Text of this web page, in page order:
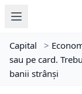
Capital >
sau pe card.
banii strânși